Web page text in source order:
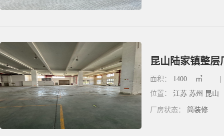
昆山陆家镇整层
面积： 1400 ㎡
位置： 江苏 苏州 昆山
厂房状态： 简装修